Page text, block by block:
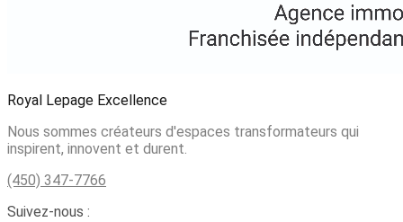
Royal Lepage Excellence
Nous sommes créateurs d'espaces transformateurs qui
inspirent, innovent et durent.
(450) 347-7766
Suivez-nous :